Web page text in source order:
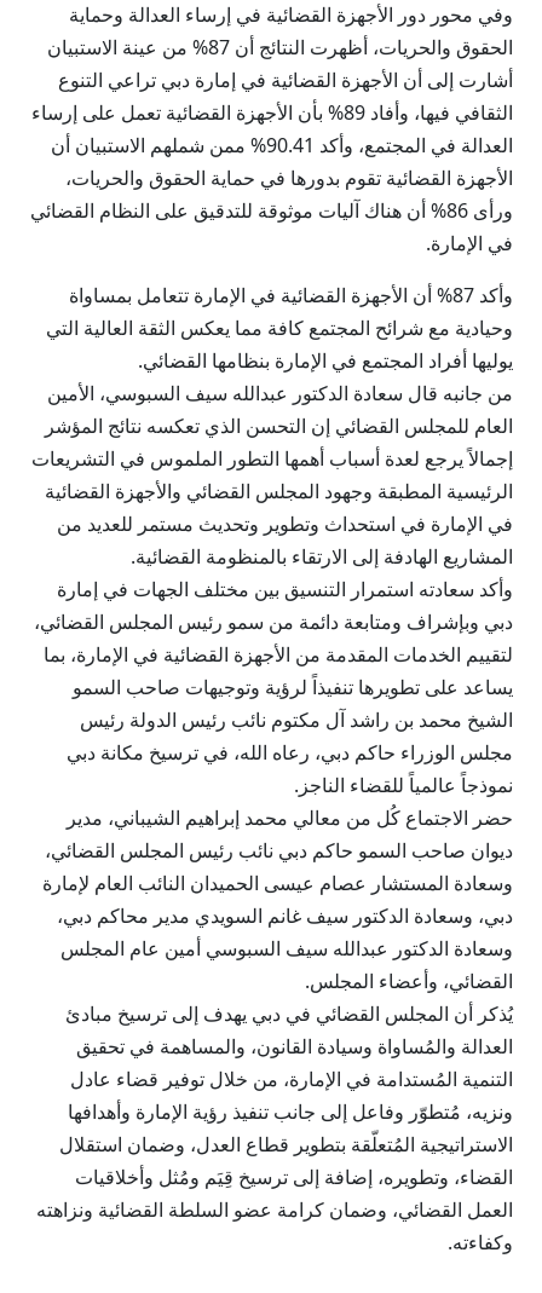
وفي محور دور الأجهزة القضائية في إرساء العدالة وحماية
الحقوق والحريات، أظهرت النتائج أن 87% من عينة الاستبيان
أشارت إلى أن الأجهزة القضائية في إمارة دبي تراعي التنوع
الثقافي فيها، وأفاد 89% بأن الأجهزة القضائية تعمل على إرساء
العدالة في المجتمع، وأكد 90.41% ممن شملهم الاستبيان أن
الأجهزة القضائية تقوم بدورها في حماية الحقوق والحريات،
ورأى 86% أن هناك آليات موثوقة للتدقيق على النظام القضائي
في الإمارة.
وأكد 87% أن الأجهزة القضائية في الإمارة تتعامل بمساواة
وحيادية مع شرائح المجتمع كافة مما يعكس الثقة العالية التي
يوليها أفراد المجتمع في الإمارة بنظامها القضائي.
من جانبه قال سعادة الدكتور عبدالله سيف السبوسي، الأمين
العام للمجلس القضائي إن التحسن الذي تعكسه نتائج المؤشر
إجمالاً يرجع لعدة أسباب أهمها التطور الملموس في التشريعات
الرئيسية المطبقة وجهود المجلس القضائي والأجهزة القضائية
في الإمارة في استحداث وتطوير وتحديث مستمر للعديد من
المشاريع الهادفة إلى الارتقاء بالمنظومة القضائية.
وأكد سعادته استمرار التنسيق بين مختلف الجهات في إمارة
دبي وبإشراف ومتابعة دائمة من سمو رئيس المجلس القضائي،
لتقييم الخدمات المقدمة من الأجهزة القضائية في الإمارة، بما
يساعد على تطويرها تنفيذاً لرؤية وتوجيهات صاحب السمو
الشيخ محمد بن راشد آل مكتوم نائب رئيس الدولة رئيس
مجلس الوزراء حاكم دبي، رعاه الله، في ترسيخ مكانة دبي
نموذجاً عالمياً للقضاء الناجز.
حضر الاجتماع كُل من معالي محمد إبراهيم الشيباني، مدير
ديوان صاحب السمو حاكم دبي نائب رئيس المجلس القضائي،
وسعادة المستشار عصام عيسى الحميدان النائب العام لإمارة
دبي، وسعادة الدكتور سيف غانم السويدي مدير محاكم دبي،
وسعادة الدكتور عبدالله سيف السبوسي أمين عام المجلس
القضائي، وأعضاء المجلس.
يُذكر أن المجلس القضائي في دبي يهدف إلى ترسيخ مبادئ
العدالة والمُساواة وسيادة القانون، والمساهمة في تحقيق
التنمية المُستدامة في الإمارة، من خلال توفير قضاء عادل
ونزيه، مُتطوّر وفاعل إلى جانب تنفيذ رؤية الإمارة وأهدافها
الاستراتيجية المُتعلّقة بتطوير قطاع العدل، وضمان استقلال
القضاء، وتطويره، إضافة إلى ترسيخ قِيَم ومُثل وأخلاقيات
العمل القضائي، وضمان كرامة عضو السلطة القضائية ونزاهته
وكفاءته.